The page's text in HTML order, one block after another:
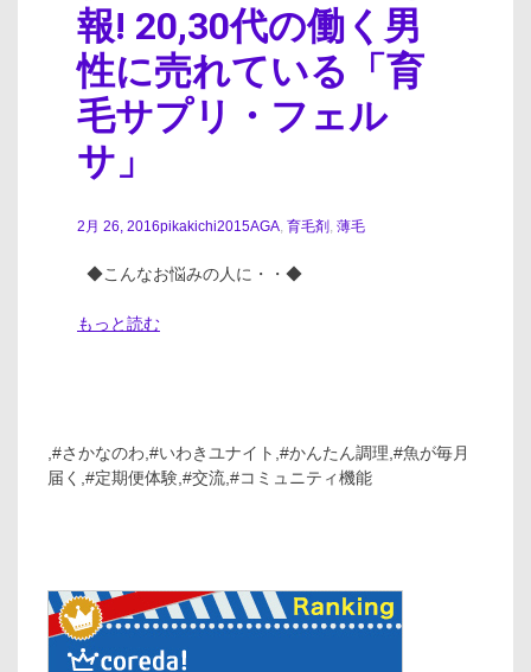
報! 20,30代の働く男
性に売れている「育
毛サプリ・フェル
サ」
2月 26, 2016pikakichi2015AGA, 育毛剤 , 薄毛
◆こんなお悩みの人に・・◆
もっと読む
,#さかなのわ,#いわきユナイト,#かんたん調理,#魚が毎月
届く,#定期便体験,#交流,#コミュニティ機能